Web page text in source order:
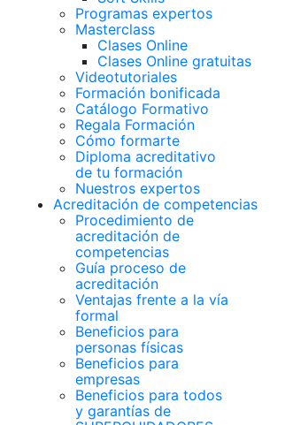
Programas expertos
Masterclass
Clases Online
Clases Online gratuitas
Videotutoriales
Formación bonificada
Catálogo Formativo
Regala Formación
Cómo formarte
Diploma acreditativo
de tu formación
Nuestros expertos
Acreditación de competencias
Procedimiento de
acreditación de
competencias
Guía proceso de
acreditación
Ventajas frente a la vía
formal
Beneficios para
personas físicas
Beneficios para
empresas
Beneficios para todos
y garantías de